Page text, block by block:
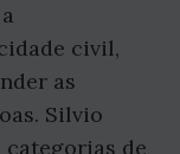
civil,
as
Silvio
de